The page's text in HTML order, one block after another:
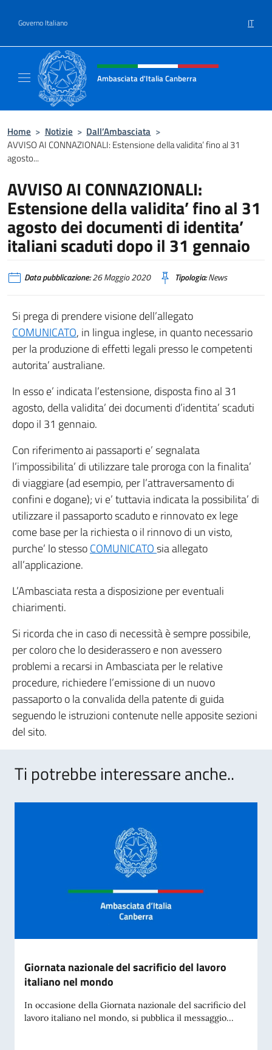
Governo Italiano IT
Intestazione sito, social e menù
Ambasciata d'Italia Canberra
Home > Notizie > Dall’Ambasciata >
AVVISO AI CONNAZIONALI: Estensione della validita’ fino al 31
agosto...
AVVISO AI CONNAZIONALI:
Estensione della validita’ fino al 31
agosto dei documenti di identita’
italiani scaduti dopo il 31 gennaio
Data pubblicazione:26 Maggio 2020 Tipologia:News
Si prega di prendere visione dell’allegato
COMUNICATO, in lingua inglese, in quanto necessario
per la produzione di effetti legali presso le competenti
autorita’ australiane.
In esso e’ indicata l’estensione, disposta fino al 31
agosto, della validita’ dei documenti d’identita’ scaduti
dopo il 31 gennaio.
Con riferimento ai passaporti e’ segnalata
l’impossibilita’ di utilizzare tale proroga con la finalita’
di viaggiare (ad esempio, per l’attraversamento di
confini e dogane); vi e’ tuttavia indicata la possibilita’ di
utilizzare il passaporto scaduto e rinnovato ex lege
come base per la richiesta o il rinnovo di un visto,
purche’ lo stessoCOMUNICATOsia allegato
all’applicazione.
L’Ambasciata resta a disposizione per eventuali
chiarimenti.
Si ricorda che in caso di necessità è sempre possibile,
per coloro che lo desiderassero e non avessero
problemi a recarsi in Ambasciata per le relative
procedure, richiedere l’emissione di un nuovo
passaporto o la convalida della patente di guida
seguendo le istruzioni contenute nelle apposite sezioni
del sito.
Ti potrebbe interessare anche..
Giornata nazionale del sacrificio del lavoro
italiano nel mondo
In occasione della Giornata nazionale del sacrificio del
lavoro italiano nel mondo, si pubblica il messaggio...